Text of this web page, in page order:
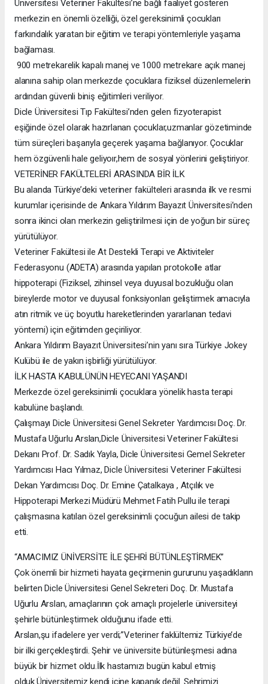
Üniversitesi Veteriner Fakültesi’ne bağlı faaliyet gösteren
merkezin en önemli özelliği, özel gereksinimli çocukları
farkındalık yaratan bir eğitim ve terapi yöntemleriyle yaşama
bağlaması.
900 metrekarelik kapalı manej ve 1000 metrekare açık manej
alanına sahip olan merkezde çocuklara fiziksel düzenlemelerin
ardından güvenli biniş eğitimleri veriliyor.
Dicle Üniversitesi Tıp Fakültesi’nden gelen fizyoterapist
eşiğinde özel olarak hazırlanan çocuklar,uzmanlar gözetiminde
tüm süreçleri başarıyla geçerek yaşama bağlanıyor. Çocuklar
hem özgüvenli hale geliyoır,hem de sosyal yönlerini geliştiriyor.
VETERİNER FAKÜLTELERİ ARASINDA BİR İLK
Bu alanda Türkiye’deki veteriner fakülteleri arasında ilk ve resmi
kurumlar içerisinde de Ankara Yıldırım Bayazıt Üniversitesi’nden
sonra ikinci olan merkezin geliştirilmesi için de yoğun bir süreç
yürütülüyor.
Veteriner Fakültesi ile At Destekli Terapi ve Aktiviteler
Federasyonu (ADETA) arasında yapılan protokolle atlar
hippoterapi (Fiziksel, zihinsel veya duyusal bozukluğu olan
bireylerde motor ve duyusal fonksiyonları geliştirmek amacıyla
atın ritmik ve üç boyutlu hareketlerinden yararlanan tedavi
yöntemi) için eğitimden geçiriliyor.
Ankara Yıldırım Bayazıt Üniversitesi’nin yanı sıra Türkiye Jokey
Kulübü ile de yakın işbirliği yürütülüyor.
İLK HASTA KABULÜNÜN HEYECANI YAŞANDI
Merkezde özel gereksinimli çocuklara yönelik hasta terapi
kabulüne başlandı.
Çalışmayı Dicle Üniversitesi Genel Sekreter Yardımcısı Doç. Dr.
Mustafa Uğurlu Arslan,Dicle Üniversitesi Veteriner Fakültesi
Dekanı Prof. Dr. Sadık Yayla, Dicle Üniversitesi Gemel Sekreter
Yardımcısı Hacı Yılmaz, Dicle Üniversitesi Veteriner Fakültesi
Dekan Yardımcısı Doç. Dr. Emine Çatalkaya , Atçılık ve
Hippoterapi Merkezi Müdürü Mehmet Fatih Pullu ile terapi
çalışmasına katılan özel gereksinimli çocuğun ailesi de takip
etti.
“AMACIMIZ ÜNİVERSİTE İLE ŞEHRİ BÜTÜNLEŞTİRMEK”
Çok önemli bir hizmeti hayata geçirmenin gururunu yaşadıkların
belirten Dicle Üniversitesi Genel Sekreteri Doç. Dr. Mustafa
Uğurlu Arslan, amaçlarının çok amaçlı projelerle üniversiteyi
şehirle bütünleştirmek olduğunu ifade etti.
Arslan,şu ifadelere yer verdi;”Veteriner faklültemiz Türkiye’de
bir ilki gerçekleştirdi. Şehir ve üniversite bütünleşmesi adına
büyük bir hizmet oldu.İlk hastamızı bugün kabul etmiş
olduk.Üniversitemiz kendi içine kapanık değil. Şehrimizi